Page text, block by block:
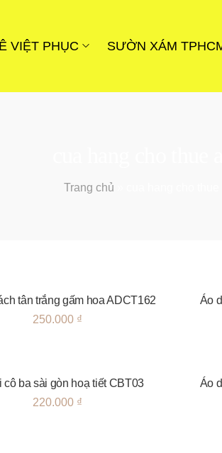
VIỆT PHỤC SƯỜN XÁM
Trang chủ
tân trắng gấm hoa ADCT162
250.000 ₫
Áo
cô ba sài gòn hoạ tiết CBT03
220.000 ₫
Áo